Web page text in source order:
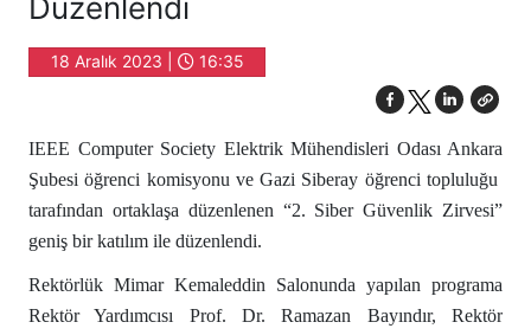
Düzenlendi
18 Aralık 2023 | 16:35
IEEE Computer Society Elektrik Mühendisleri Odası Ankara
Şubesi öğrenci komisyonu ve Gazi Siberay öğrenci topluluğu
tarafından ortaklaşa düzenlenen “2. Siber Güvenlik Zirvesi”
geniş bir katılım ile düzenlendi.
Rektörlük Mimar Kemaleddin Salonunda yapılan programa
Rektör Yardımcısı Prof. Dr. Ramazan Bayındır, Rektör